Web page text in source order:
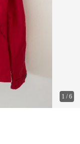
1 /6